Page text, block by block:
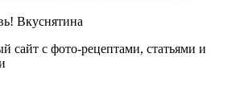
Вкуснятина
сайт с фото-рецептами, статьями и